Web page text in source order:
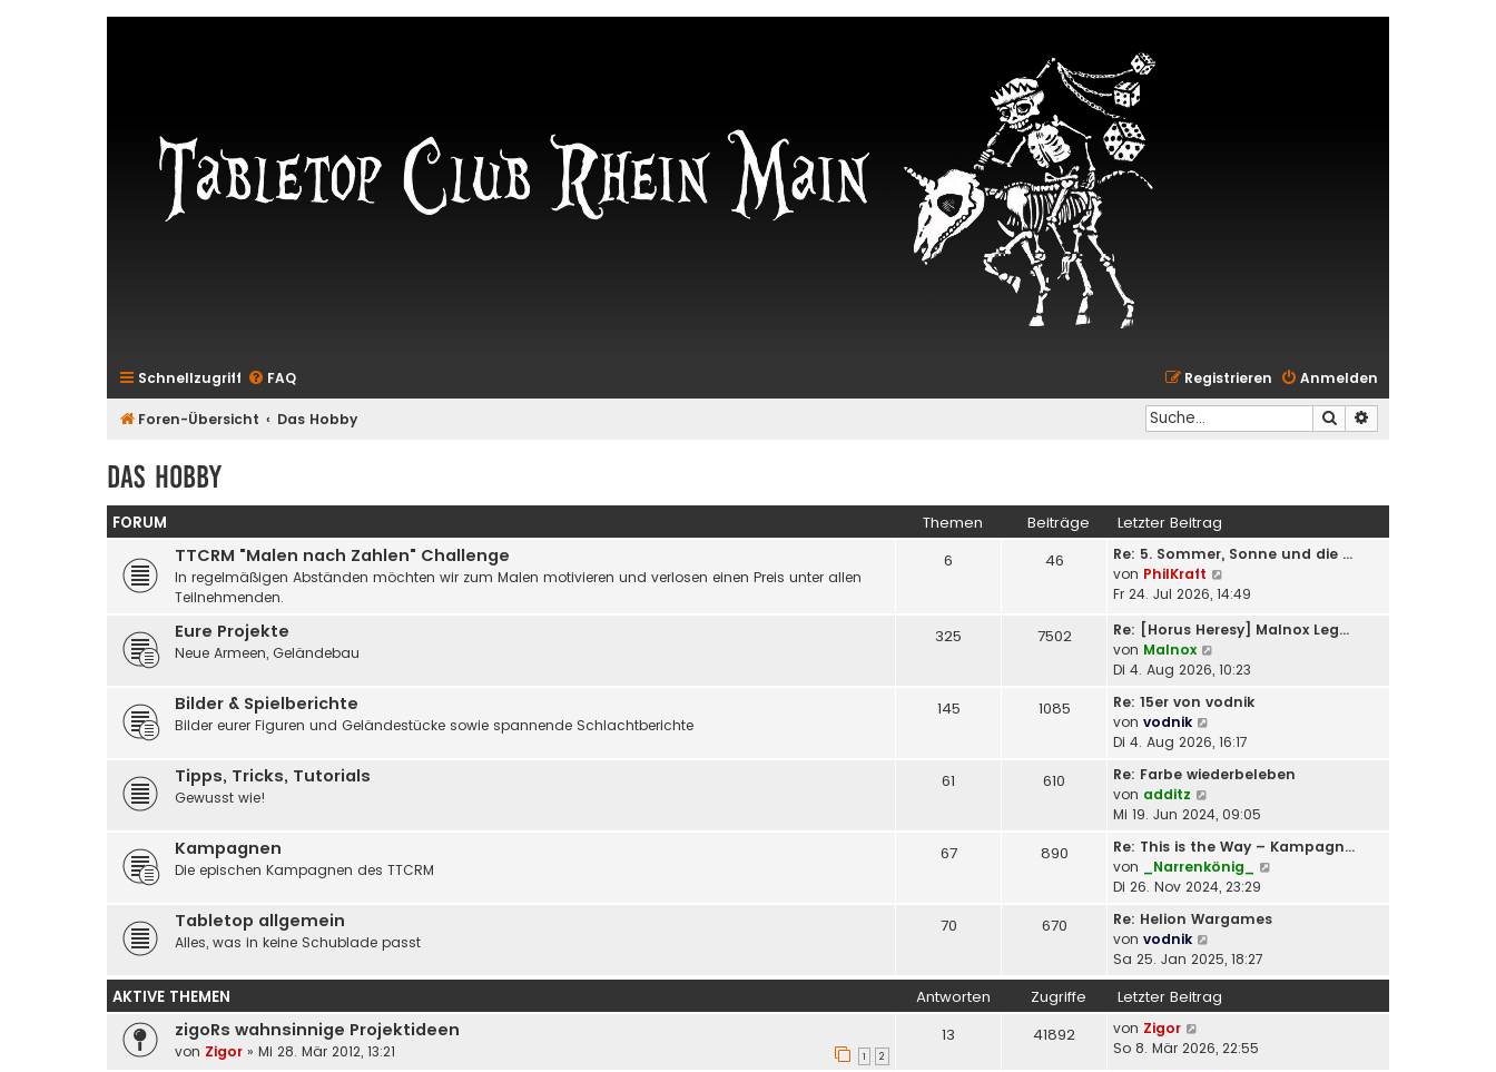
Schnellzugriff FAQ Anmelden
Registrieren
Foren-Übersicht Das Hobby Suche
Das Hobby
FORUM Themen Beiträge Letzter Beitrag
TTCRM "Malen nach Zahlen" Challenge
In regelmäßigen Abständen möchten wir zum Malen motivieren und verlosen einen Preis unter allen
Teilnehmenden.
6 46
Re: 5. Sommer, Sonne und die …
von PhilKraft
e
e
t
e
r
B
e
i
r
g
Fr 24. Jul 2026, 14:49
Eure Projekte
Neue Armeen, Geländebau
325 7502
Re: [Horus Heresy] Malnox Leg…
von Malnox
e
e
t
e
i
t
r
g
Di 4. Aug 2026, 10:23
Bilder & Spielberichte
Bilder eurer Figuren und Geländestücke sowie spannende Schlachtberichte
145 1085
Re: 15er von vodnik
von vodnik
e
e
t
e
r
B
i
r
a
g
Di 4. Aug 2026, 16:17
Tipps, Tricks, Tutorials
Gewusst wie!
61 610
Re: Farbe wiederbeleben
von additz
e
e
s
t
e
B
i
t
a
Mi 19. Jun 2024, 09:05
Kampagnen
Die epischen Kampagnen des TTCRM
67 890
Re: This is the Way – Kampagn…
von
_Narrenkönig_
e
e
Di 26. Nov 2024, 23:29
Tabletop allgemein
Alles, was in keine Schublade passt
70 670
Re: Helion Wargames
von vodnik
e
u
e
s
e
Sa 25. Jan 2025, 18:27
AKTIVE THEMEN Antworten Zugriffe Letzter Beitrag
zigoRs wahnsinnige Projektideen
von Zigor » Mi 28. Mär 2012, 13:21 1 2
13 41892 von Zigor
So 8. Mär 2026, 22:55